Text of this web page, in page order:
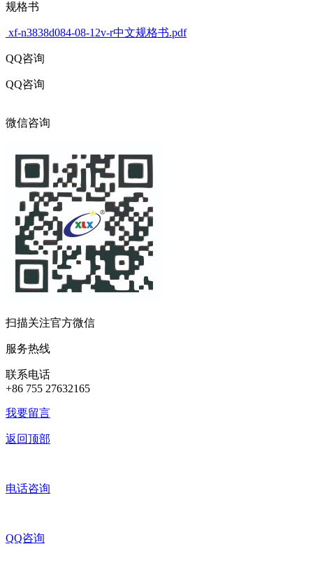
规格书
xf-n3838d084-08-12v-r中文规格书.pdf
QQ咨询
QQ咨询
微信咨询
扫描关注官方微信
服务热线
联系电话
+86 755 27632165
我要留言
返回顶部
电话咨询
QQ咨询